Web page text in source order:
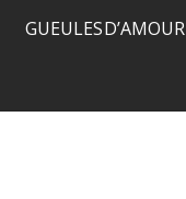
GUEULES D’AMOUR